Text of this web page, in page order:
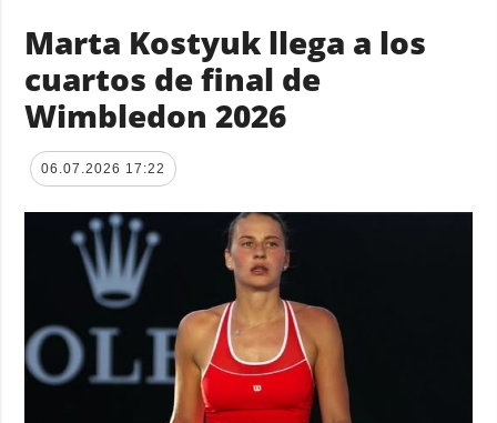
Marta Kostyuk llega a los
cuartos de final de
Wimbledon 2026
06.07.2026 17:22